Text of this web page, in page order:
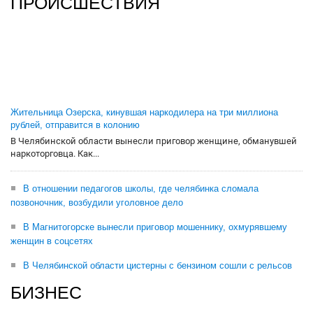
Жительница Озерска, кинувшая наркодилера на три миллиона
рублей, отправится в колонию
В Челябинской области вынесли приговор женщине, обманувшей
наркоторговца. Как...
В отношении педагогов школы, где челябинка сломала
позвоночник, возбудили уголовное дело
В Магнитогорске вынесли приговор мошеннику, охмурявшему
женщин в соцсетях
В Челябинской области цистерны с бензином сошли с рельсов
БИЗНЕС